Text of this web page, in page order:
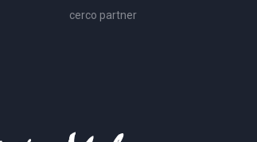
cerco partner